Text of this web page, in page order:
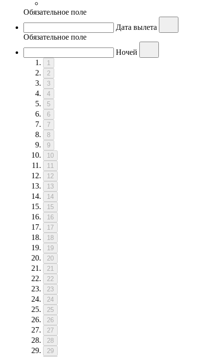
Обязательное поле
Дата вылета
Обязательное поле
Ночей
1
2
3
4
5
6
7
8
9
10
11
12
13
14
15
16
17
18
19
20
21
22
23
24
25
26
27
28
29